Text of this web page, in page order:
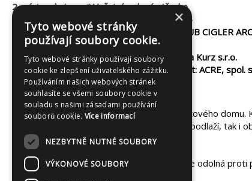
2. místo v kategorii Veřejná zelená střecha
Místo realizace/Place of realization: Praha 4
Autoři projektu/Authors of the project: JAKUB CIGLER
Investor: JAKUB CIGLER ARCHITEKTI, a.s.
Zhotovitel/Contractor: Zahradní Architektura Kurz s.r.o.
Další zhotovitelé/Other contactors: substrát: ACRE, spol.
Výměra/Area: 170 m²
Rok založení/Year of construction: 2019
Rekonstrukce zelené střechy nad garáží bytového
architektonické kanceláře sídlící na stejném podlaží, tak i
Technické parametry:
kořenovzdorná vrstva – hydroizolace odolná
×
Tyto webové stránky
používají soubory cookie.
Tyto webové stránky používají soubory
cookie ke zlepšení uživatelského zážitku.
Používáním našich webových stránek
souhlasíte se všemi soubory cookie v
souladu s našimi zásadami používání
souborů cookie. Více informací
NEZBYTNĚ NUTNÉ SOUBORY
VÝKONOVÉ SOUBORY